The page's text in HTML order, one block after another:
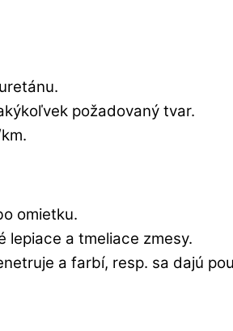
požadovaný tvar.
omietku.
lepiace a tmeliace zmesy.
a farbí, resp. sa dajú